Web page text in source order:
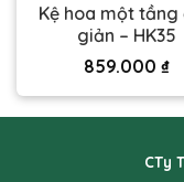
Kệ hoa một tầng
giản – HK35
859.000 ₫
CTy